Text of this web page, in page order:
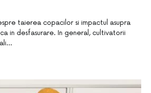
taierea copacilor si impactul asupra
in desfasurare. In general, cultivatorii